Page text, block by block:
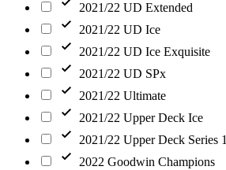
2021/22 UD Extended
2021/22 UD Ice
2021/22 UD Ice Exquisite
2021/22 UD SPx
2021/22 Ultimate
2021/22 Upper Deck Ice
2021/22 Upper Deck Series 1
2022 Goodwin Champions